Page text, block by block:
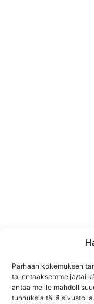
Parhaan kokemuksen
tallentaaksemme ja/tai
antaa meille
tunnuksia tällä sivustolla.